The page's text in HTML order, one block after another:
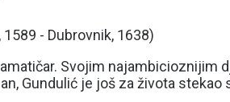
1589 - Dubrovnik, 1638)
Svojim najambicioznijim
Gundulić je još za života